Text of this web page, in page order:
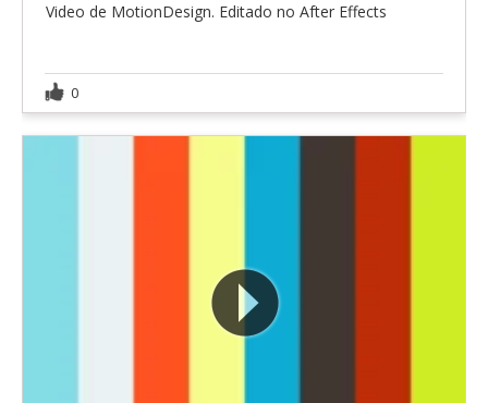
Video de MotionDesign. Editado no After Effects
0